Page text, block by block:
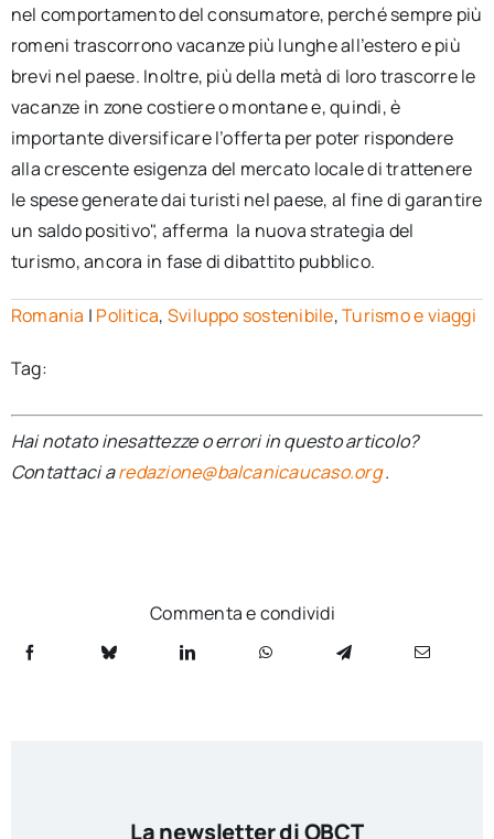
nel comportamento del consumatore, perché sempre più
romeni trascorrono vacanze più lunghe all’estero e più
brevi nel paese. Inoltre, più della metà di loro trascorre le
vacanze in zone costiere o montane e, quindi, è
importante diversificare l’offerta per poter rispondere
alla crescente esigenza del mercato locale di trattenere
le spese generate dai turisti nel paese, al fine di garantire
un saldo positivo", afferma la nuova strategia del
turismo, ancora in fase di dibattito pubblico.
Romania | Politica, Sviluppo sostenibile,Turismo e viaggi
Tag:
Hai notato inesattezze o errori in questo articolo?
Contattaci aredazione@balcanicaucaso.org.
Commenta e condividi
La newsletter di OBCT